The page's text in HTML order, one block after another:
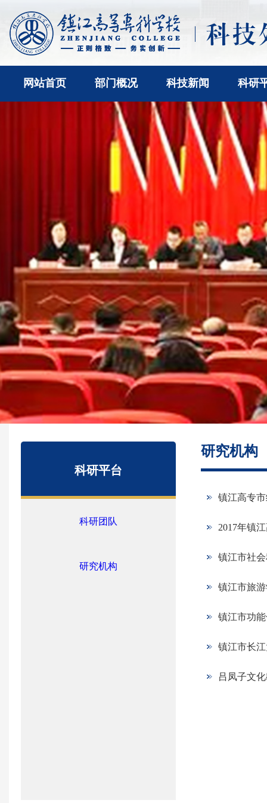
网站首页 部门概况 科技新闻 科研
科研平台
科研团队
研究机构
研究机构
镇江高专
2017年镇
镇江市社
镇江市旅
镇江市功
镇江市长
吕凤子文